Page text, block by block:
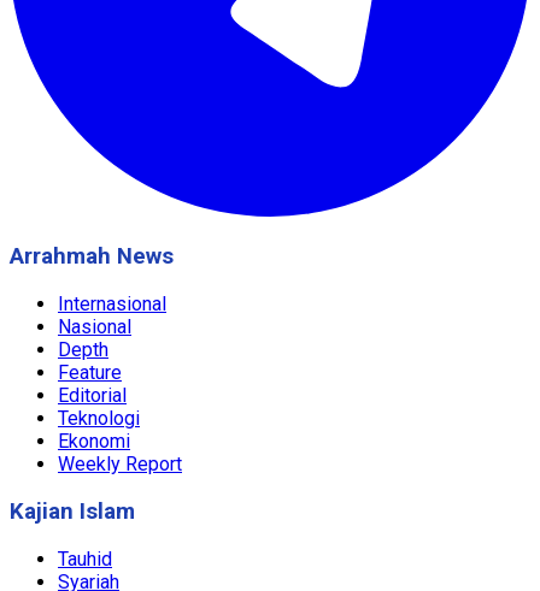
Arrahmah News
Internasional
Nasional
Depth
Feature
Editorial
Teknologi
Ekonomi
Weekly Report
Kajian Islam
Tauhid
Syariah